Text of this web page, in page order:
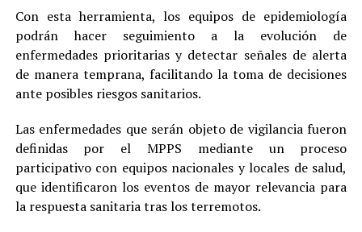
Con esta herramienta, los equipos de epidemiología
podrán hacer seguimiento a la evolución de
enfermedades prioritarias y detectar señales de alerta
de manera temprana, facilitando la toma de decisiones
ante posibles riesgos sanitarios.
Las enfermedades que serán objeto de vigilancia fueron
definidas por el MPPS mediante un proceso
participativo con equipos nacionales y locales de salud,
que identificaron los eventos de mayor relevancia para
la respuesta sanitaria tras los terremotos.